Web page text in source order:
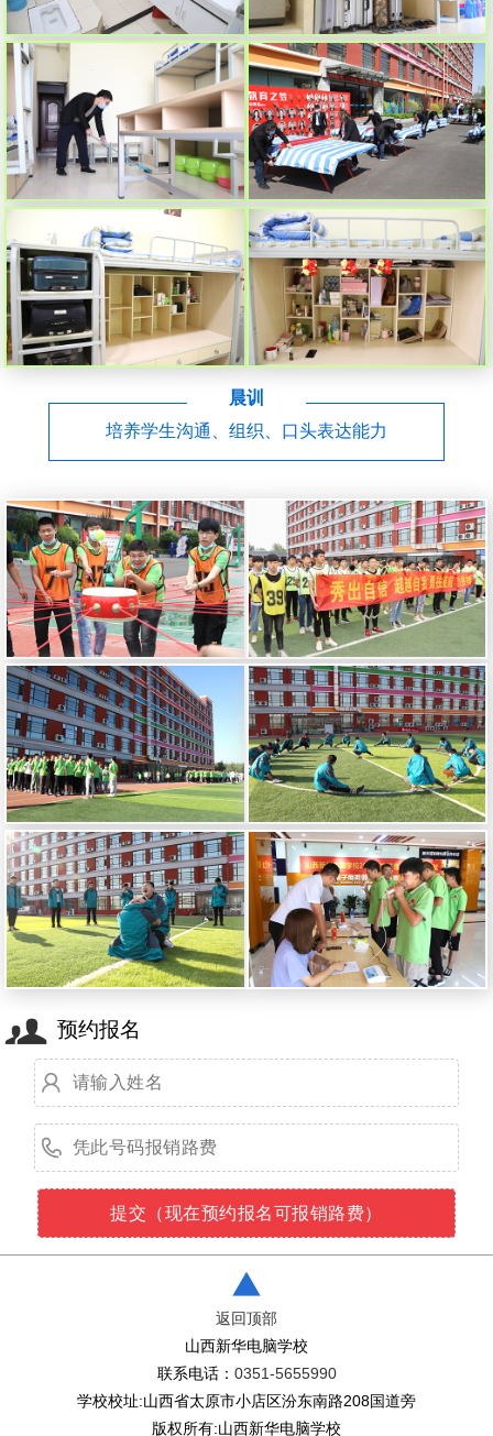
晨训
培养学生沟通、组织、口头表达能力
预约报名
返回顶部
山西新华电脑学校
联系电话： 0351-5655990
学校校址:山西省太原市小店区汾东南路208国道旁
版权所有:山西新华电脑学校